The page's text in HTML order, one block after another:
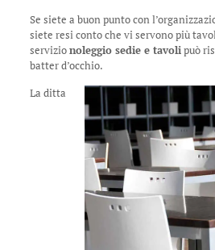
Se siete a buon punto con
siete resi conto che vi servono più
servizionoleggio sedie e tavolipuò
batter d’occhio.
La ditta